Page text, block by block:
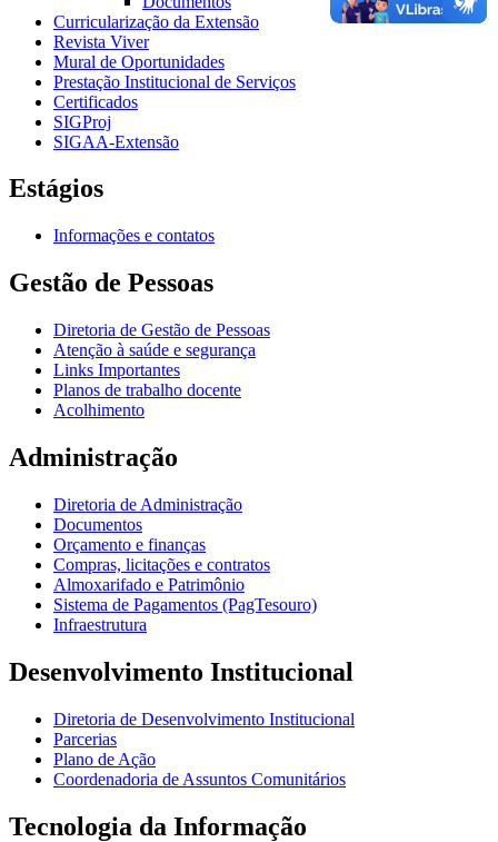
Curricularização da Extensão
Revista Viver
Mural de Oportunidades
Prestação Institucional de Serviços
Certificados
SIGProj
SIGAA-Extensão
Estágios
Informações e contatos
Gestão de Pessoas
Diretoria de Gestão de Pessoas
Atenção à saúde e segurança
Links Importantes
Planos de trabalho docente
Acolhimento
Administração
Diretoria de Administração
Documentos
Orçamento e finanças
Compras, licitações e contratos
Almoxarifado e Patrimônio
Sistema de Pagamentos (PagTesouro)
Infraestrutura
Desenvolvimento Institucional
Diretoria de Desenvolvimento Institucional
Parcerias
Plano de Ação
Coordenadoria de Assuntos Comunitários
Tecnologia da Informação